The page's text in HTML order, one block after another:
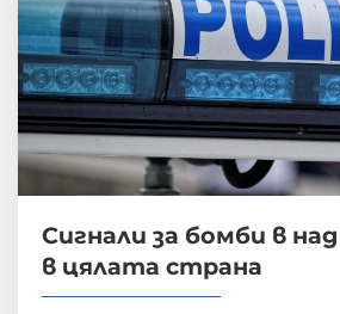
Сигнали за бомби в
в цялата страна